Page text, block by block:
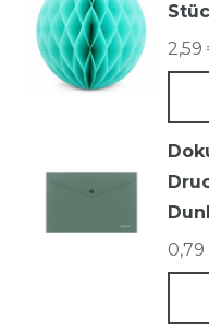
2,59